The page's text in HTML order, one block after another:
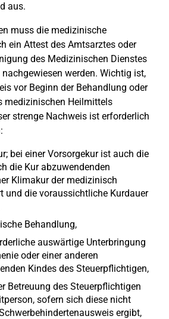
aus.
muss die medizinische
ein Attest des Amtsarztes oder
des Medizinischen Dienstes
werden. Wichtig ist,
vor Beginn der Behandlung oder
medizinischen Heilmittels
strenge Nachweis ist erforderlich
bei einer Vorsorgekur ist auch die
die Kur abzuwendenden
Klimakur der medizinisch
und die voraussichtliche Kurdauer
Behandlung,
auswärtige Unterbringung
oder einer anderen
Kindes des Steuerpflichtigen,
Betreuung des Steuerpflichtigen
sofern sich diese nicht
ergibt,